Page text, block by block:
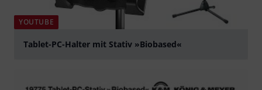
YOUTUBE
Tablet-PC-Halter mit Stativ »Biobased«